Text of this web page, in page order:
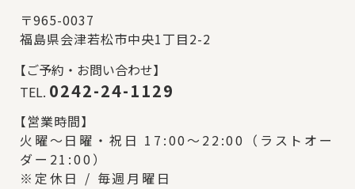
〒965-0037
福島県会津若松市中央1丁目2-2
【ご予約・お問い合わせ】
TEL. 0242-24-1129
【営業時間】
火曜～日曜・祝日 17:00～22:00（ラストオー
ダー21:00）
※定休日 / 毎週月曜日